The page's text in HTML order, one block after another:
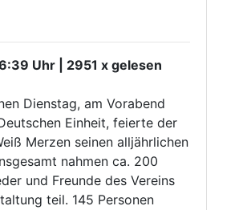
Uhr | 2951 x gelesen
Dienstag, am Vorabend
Einheit, feierte der
Merzen seinen alljährlichen
nahmen ca. 200
und Freunde des Vereins
teil. 145 Personen